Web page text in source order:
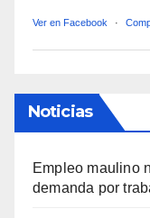
Ver en Facebook ·
Noticias
Empleo maulino
demanda por